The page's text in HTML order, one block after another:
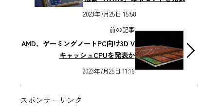
2023年7月25日 15:58
前の記事
AMD、ゲーミングノートPC向け3D V
キャッシュCPUを発表か
2023年7月25日 11:16
スポンサーリンク